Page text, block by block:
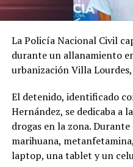
Según el reporte fiscal,
de su cargo como
cometer el delito.
Las agresiones sexuales
La Policía Nacional Civil
durante un allanamiento
urbanización Villa
El detenido, identificado
Hernández, se dedicaba a
drogas en la zona.
marihuana,
laptop, una tablet y un